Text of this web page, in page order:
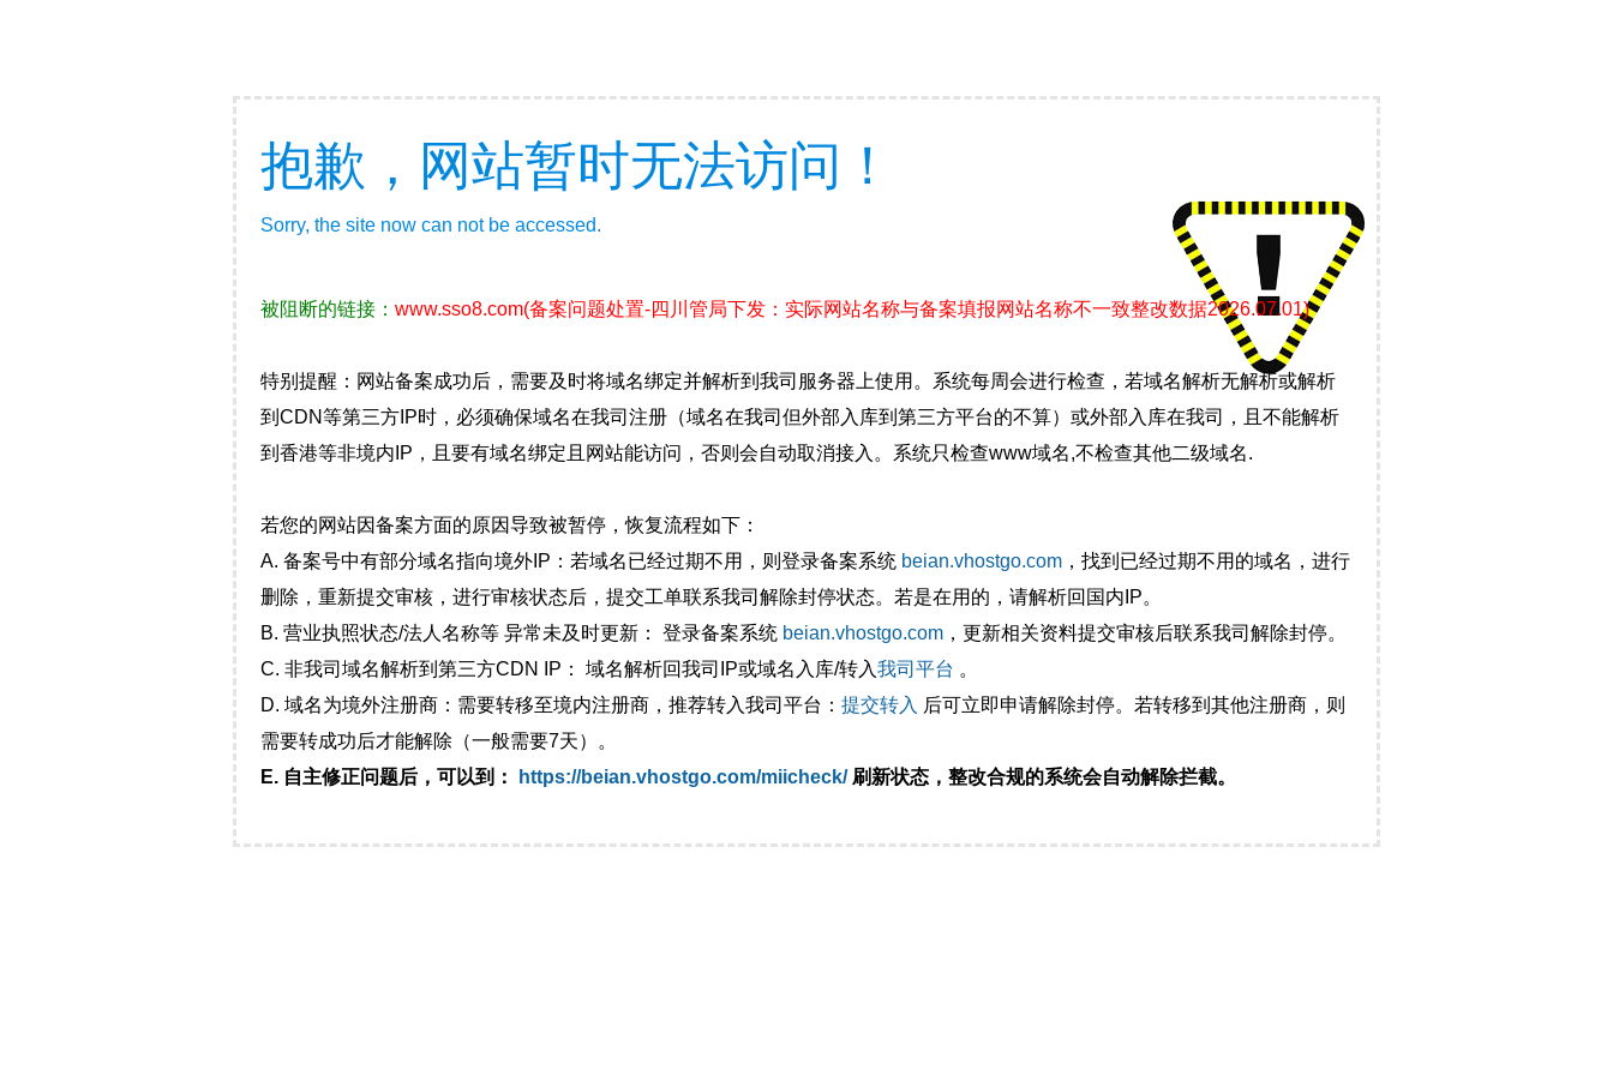
抱歉，网站暂时无法访问！
Sorry, the site now can not be accessed.
被阻断的链接： www.sso8.com(备案问题处置-四川管局下发：实际网站名称与备案填报网站名称不一致整改数据2026.07.01)
特别提醒：网站备案成功后，需要及时将域名绑定并解析到我司服务器上使用。系统每周会进行检查，若域名解析无解析或解析
到CDN等第三方IP时，必须确保域名在我司注册（域名在我司但外部入库到第三方平台的不算）或外部入库在我司，且不能解析
到香港等非境内IP，且要有域名绑定且网站能访问，否则会自动取消接入。系统只检查www域名,不检查其他二级域名.
若您的网站因备案方面的原因导致被暂停，恢复流程如下：
A. 备案号中有部分域名指向境外IP：若域名已经过期不用，则登录备案系统 beian.vhostgo.com ，找到已经过期不用的域名，进行
删除，重新提交审核，进行审核状态后，提交工单联系我司解除封停状态。若是在用的，请解析回国内IP。
B. 营业执照状态/法人名称等 异常未及时更新： 登录备案系统 beian.vhostgo.com ，更新相关资料提交审核后联系我司解除封停。
C. 非我司域名解析到第三方CDN IP： 域名解析回我司IP或域名入库/转入我司平台 。
D. 域名为境外注册商：需要转移至境内注册商，推荐转入我司平台： 提交转入 后可立即申请解除封停。若转移到其他注册商，则
需要转成功后才能解除（一般需要7天）。
E. 自主修正问题后，可以到：
https://beian.vhostgo.com/miicheck/刷新状态，整改合规的系统会自动解除拦截。